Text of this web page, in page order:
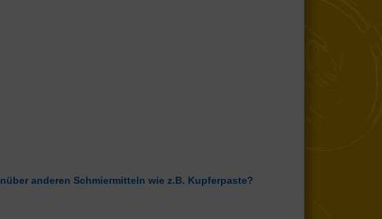
anderen Schmiermitteln wie z.B. Kupferpaste?